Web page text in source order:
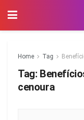
Home Tag
Tag:
cenoura